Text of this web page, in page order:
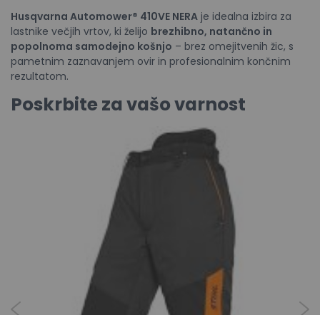
Husqvarna Automower® 410VE NERA je idealna izbira za
lastnike večjih vrtov, ki želijo brezhibno, natančno in
popolnoma samodejno košnjo – brez omejitvenih žic, s
pametnim zaznavanjem ovir in profesionalnim končnim
rezultatom.
Poskrbite za vašo varnost